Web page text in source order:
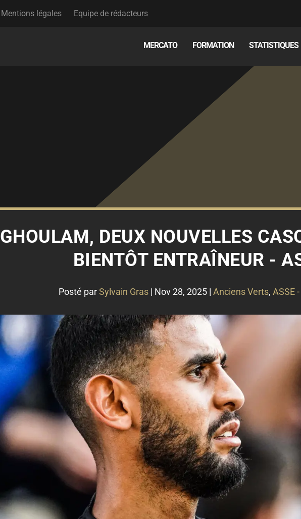
Mentions légales Equipe de rédacteurs
MERCATO FORMATION STATISTIQUES
GHOULAM, DEUX NOUVELLES
BIENTÔT ENTRAÎNEUR -
Posté parSylvain Gras| Nov 28, 2025| Anciens Verts, ASSE